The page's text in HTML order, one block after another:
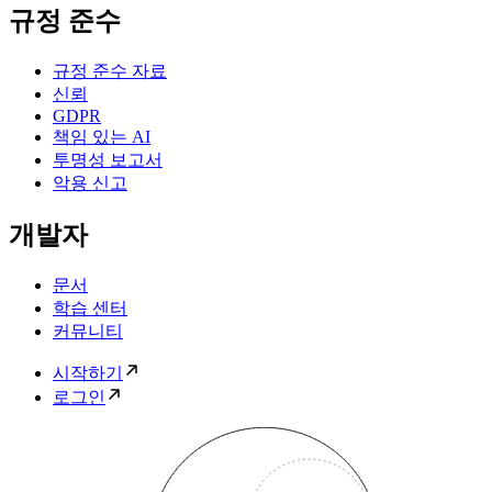
규정 준수
규정 준수 자료
신뢰
GDPR
책임 있는 AI
투명성 보고서
악용 신고
개발자
문서
학습 센터
커뮤니티
시작하기
로그인